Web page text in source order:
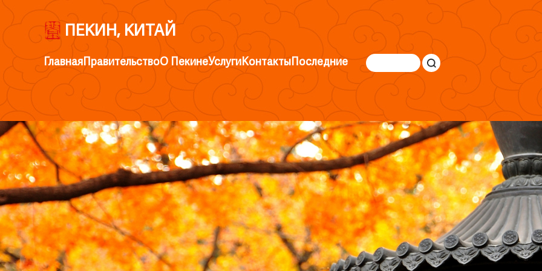
ПЕКИН, КИТАЙ
ГлавнаяПравительствоО ПекинеУслугиКонтактыПоследние